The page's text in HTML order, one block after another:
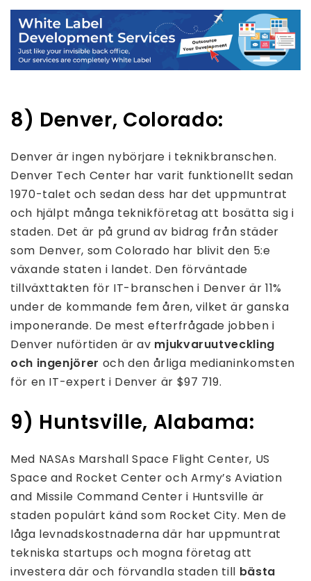
8) Denver, Colorado:
Denver är ingen nybörjare i teknikbranschen.
Denver Tech Center har varit funktionellt sedan
1970-talet och sedan dess har det uppmuntrat
och hjälpt många teknikföretag att bosätta sig i
staden. Det är på grund av bidrag från städer
som Denver, som Colorado har blivit den 5:e
växande staten i landet. Den förväntade
tillväxttakten för IT-branschen i Denver är 11%
under de kommande fem åren, vilket är ganska
imponerande. De mest efterfrågade jobben i
Denver nuförtiden är av mjukvaruutveckling
och ingenjörer och den årliga medianinkomsten
för en IT-expert i Denver är $97 719.
9) Huntsville, Alabama:
Med NASAs Marshall Space Flight Center, US
Space and Rocket Center och Army’s Aviation
and Missile Command Center i Huntsville är
staden populärt känd som Rocket City. Men de
låga levnadskostnaderna där har uppmuntrat
tekniska startups och mogna företag att
investera där och förvandla staden till bästa